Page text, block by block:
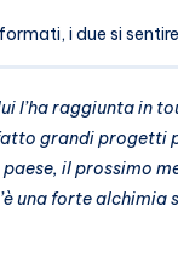
i due si
l’ha raggiunta in
grandi progetti
il prossimo
una forte alchimia